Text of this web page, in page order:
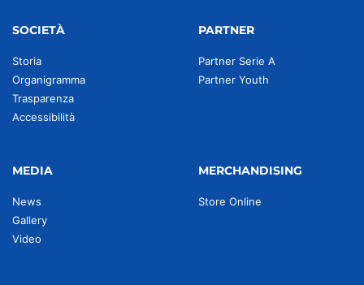
SOCIETÀ
Storia
Organigramma
Trasparenza
Accessibilità
PARTNER
Partner Serie A
Partner Youth
MEDIA
News
Gallery
Video
MERCHANDISING
Store Online